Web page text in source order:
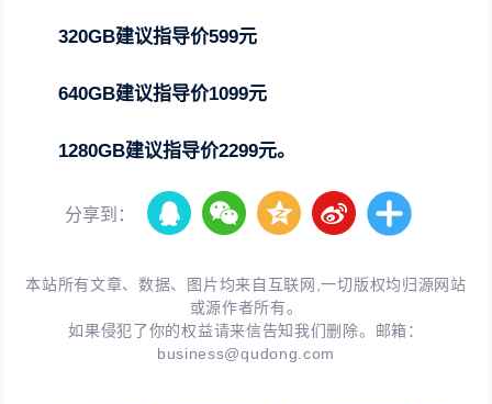
320GB建议指导价599元
640GB建议指导价1099元
1280GB建议指导价2299元。
分享到：
本站所有文章、数据、图片均来自互联网,一切版权均归源网站
或源作者所有。
如果侵犯了你的权益请来信告知我们删除。邮箱：
business@qudong.com